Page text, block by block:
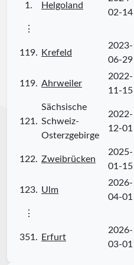
1. Helgoland
02-14
⋮
119. Krefeld
2023-
06-29
119. Ahrweiler
2022-
11-15
121.
Sächsische
Schweiz-
Osterzgebirge
2022-
12-01
122. Zweibrücken
2025-
01-15
123. Ulm
2026-
04-01
⋮
351. Erfurt
2026-
03-01